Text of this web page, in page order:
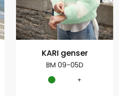
KARI genser
BM 09-05D
+